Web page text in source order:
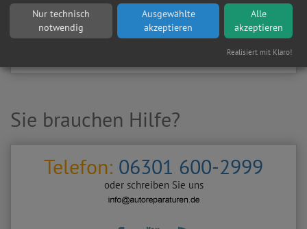
eine kostenlose und unverbindliche Reparaturanfrage
stellen?
Werkstattanfrage stellen
Sie brauchen Hilfe?
Telefon: 06301 600-2999
oder schreiben Sie uns
Nur technisch
notwendig
Ausgewählte
akzeptieren
Alle
akzeptieren
Realisiert mit Klaro!